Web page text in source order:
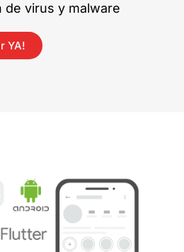
de virus y malware
YA!